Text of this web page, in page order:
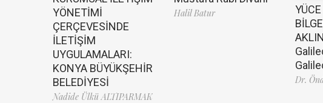
YÖNETİMİ
ÇERÇEVESİNDE
İLETİŞİM
UYGULAMALARI:
KONYA BÜYÜKŞEHİR
BELEDİYESİ
Nadide Ülkü ALTIPARMAK
Halil Batur
Dr.